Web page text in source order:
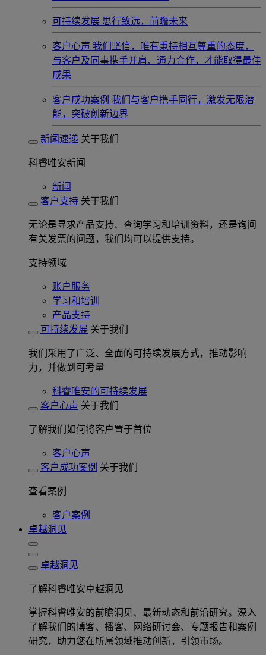
可持续发展 思行致远，前瞻未来
客户心声 我们坚信，唯有秉持相互尊重的态度，
与客户及同事携手并肩、通力合作，才能取得最佳
成果
客户成功案例 我们与客户携手同行，激发无限潜
能，突破创新边界
新闻速递 关于我们
科睿唯安新闻
新闻
客户支持 关于我们
无论是寻求产品支持、查询学习和培训资料，还是询问
有关发票的问题，我们均可以提供支持。
支持领域
账户服务
学习和培训
产品支持
可持续发展 关于我们
我们采用了广泛、全面的可持续发展方式，推动影响
力，并做到可考量
科睿唯安的可持续发展
客户心声 关于我们
了解我们如何将客户置于首位
客户心声
客户成功案例 关于我们
查看案例
客户案例
卓越洞见
卓越洞见
了解科睿唯安卓越洞见
掌握科睿唯安的前瞻洞见、最新动态和前沿研究。深入
了解我们的博客、播客、网络研讨会、专题报告和案例
研究，助力您在所属领域推动创新，引领市场。